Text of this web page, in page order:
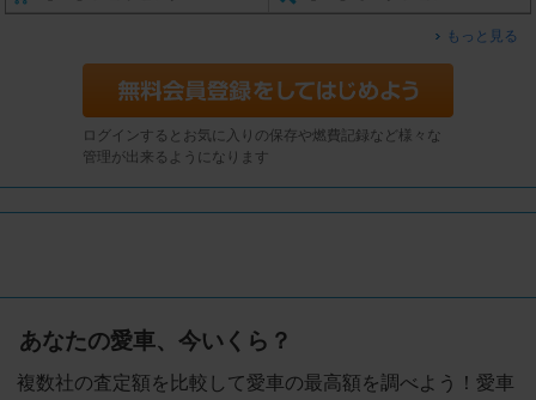
もっと見る
ログインするとお気に入りの保存や燃費記録など様々な
管理が出来るようになります
あなたの愛車、今いくら？
複数社の査定額を比較して愛車の最高額を調べよう！愛車